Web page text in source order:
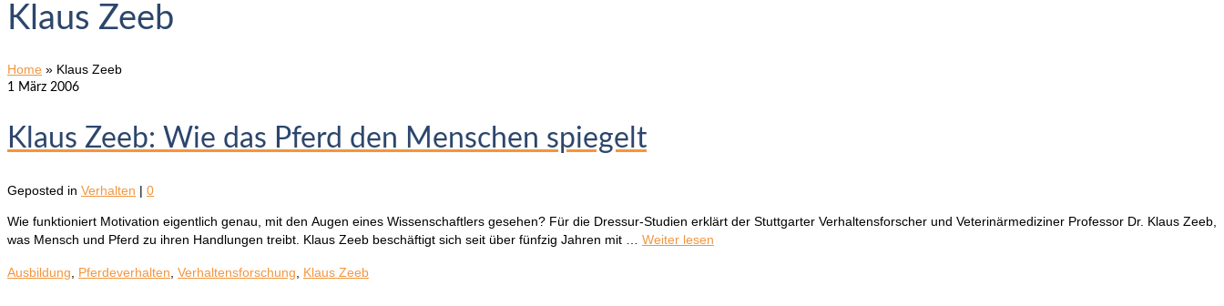
Klaus Zeeb
Home » Klaus Zeeb
1 März 2006
Klaus Zeeb: Wie das Pferd den Menschen spiegelt
Geposted in Verhalten | 0
Wie funktioniert Motivation eigentlich genau, mit den Augen eines Wissenschaftlers gesehen? Für die Dressur-Studien erklärt der Stuttgarter Verhaltensforscher und Veterinärmediziner Professor Dr. Klaus Zeeb,
was Mensch und Pferd zu ihren Handlungen treibt. Klaus Zeeb beschäftigt sich seit über fünfzig Jahren mit … Weiter lesen
Ausbildung Pferdeverhalten Verhaltensforschung Klaus Zeeb